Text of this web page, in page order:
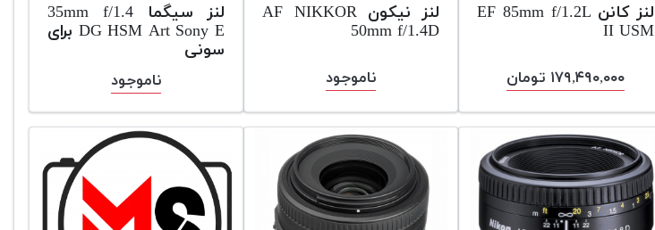
لنز کانن EF 85mm f/1.2L
II USM
۱۷۹,۴۹۰,۰۰۰ تومان
لنز نیکون AF NIKKOR
50mm f/1.4D
ناموجود
لنز سیگما 35mm f/1.4
DG HSM Art Sony E برای
سونی
ناموجود